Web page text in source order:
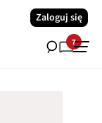
Zaloguj się
7